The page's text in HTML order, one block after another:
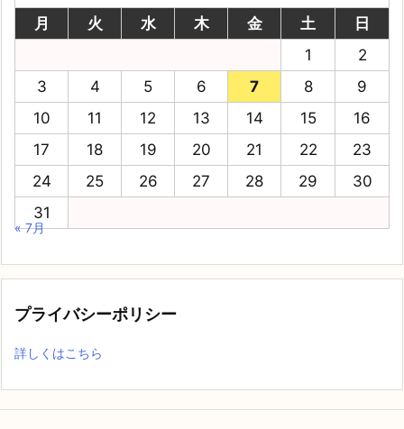
月
火 水 木 金 土
日
1
2
3
4 5 6 7 8
9
10
11 12 13 14 15
16
17
18 19 20 21 22
23
24
25 26 27 28 29
30
31
« 7月
プライバシーポリシー
詳しくはこちら